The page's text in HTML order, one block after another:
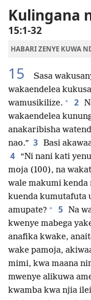
Biblia
Kulingana
15:1-32
HABARI ZENYE KUWA
15
Sasa
wakaendelea
wamusikilize. + 2
wakaendelea
anakaribisha
nao.” 3 Basi
4
“Ni nani kati
moja (100), na
wale makumi kenda
kuenda kumutafuta
amupate? + 5 Na
kwenye mabega
anafika kwake,
wake pamoja,
mimi, kwa maana
mwenye alikuwa
kwamba kwa njia